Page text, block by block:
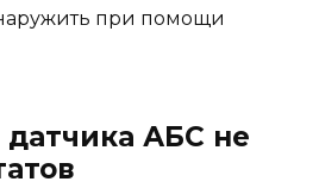
при помощи
датчика АБС не